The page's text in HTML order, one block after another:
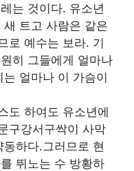
는 것이다. 유소년
트고 사람은 같은
로 예수는 보라. 기
히 그들에게 얼마나
얼마나 이 가슴이
도 하여도 유소년에
구강서구싹이 사막
하다.그러므로 현
뛰노는 수 방황하